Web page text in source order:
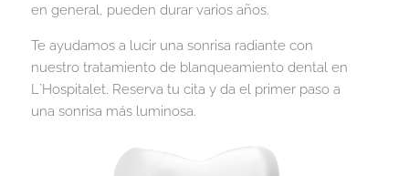
en general, pueden durar varios años.
Te ayudamos a lucir una sonrisa radiante con
nuestro tratamiento de blanqueamiento dental en
L`Hospitalet. Reserva tu cita y da el primer paso a
una sonrisa más luminosa.